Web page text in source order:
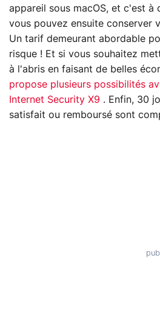
appareil sous macOS, et c'est à
vous pouvez ensuite conserver
Un tarif demeurant abordable
risque ! Et si vous souhaitez
à l'abris en faisant de belles
propose plusieurs possibilités
Internet Security X9 . Enfin, 30
satisfait ou remboursé sont